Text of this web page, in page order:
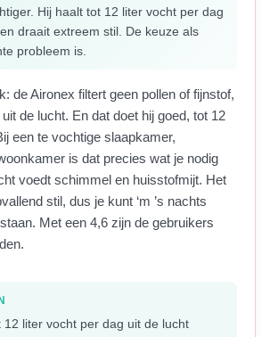
Hij haalt tot 12 liter vocht per dag
draait extreem stil. De keuze als
probleem is.
de Aironex filtert geen pollen of fijnstof,
de lucht. En dat doet hij goed, tot 12
een te vochtige slaapkamer,
is dat precies wat je nodig
voedt schimmel en huisstofmijt. Het
stil, dus je kunt ‘m ’s nachts
Met een 4,6 zijn de gebruikers
12 liter vocht per dag uit de lucht